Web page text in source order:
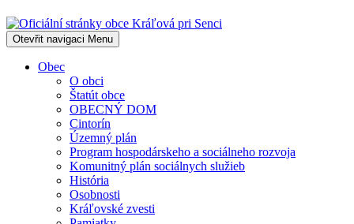
Otevřit navigaci Menu
Obec
O obci
Štatút obce
OBECNÝ DOM
Cintorín
Územný plán
Program hospodárskeho a sociálneho rozvoja
Komunitný plán sociálnych služieb
História
Osobnosti
Kráľovské zvesti